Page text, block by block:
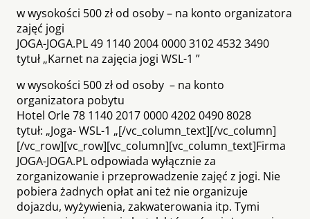
w wysokości 500 zł od osoby – na konto organizatora
zajęć jogi
JOGA-JOGA.PL 49 1140 2004 0000 3102 4532 3490
tytuł „Karnet na zajęcia jogi WSL-1 ”
w wysokości 500 zł od osoby – na konto
organizatora pobytu
Hotel Orle 78 1140 2017 0000 4202 0490 8028
tytuł: „Joga- WSL-1 „[/vc_column_text][/vc_column]
[/vc_row][vc_row][vc_column][vc_column_text]Firma
JOGA-JOGA.PL odpowiada wyłącznie za
zorganizowanie i przeprowadzenie zajęć z jogi. Nie
pobiera żadnych opłat ani też nie organizuje
dojazdu, wyżywienia, zakwaterowania itp. Tymi